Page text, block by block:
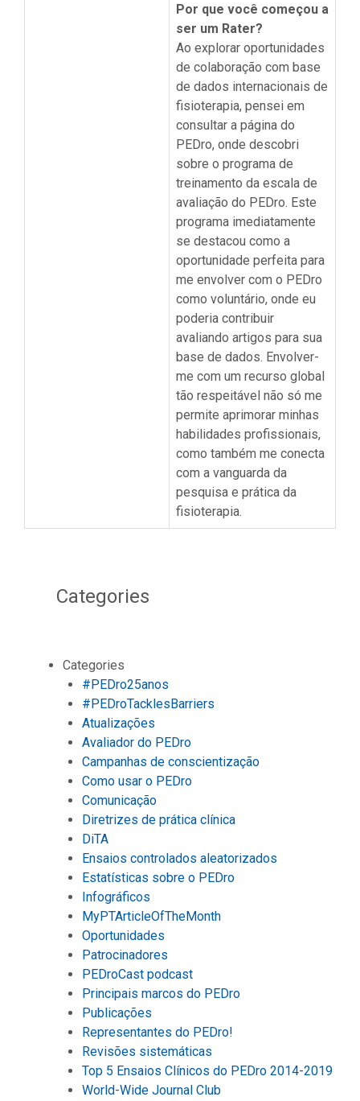
Por que você começou a
ser um Rater?
Ao explorar oportunidades
de colaboração com base
de dados internacionais de
fisioterapia, pensei em
consultar a página do
PEDro, onde descobri
sobre o programa de
treinamento da escala de
avaliação do PEDro. Este
programa imediatamente
se destacou como a
oportunidade perfeita para
me envolver com o PEDro
como voluntário, onde eu
poderia contribuir
avaliando artigos para sua
base de dados. Envolver-
me com um recurso global
tão respeitável não só me
permite aprimorar minhas
habilidades profissionais,
como também me conecta
com a vanguarda da
pesquisa e prática da
fisioterapia.
Categories
Categories
#PEDro25anos
#PEDroTacklesBarriers
Atualizações
Avaliador do PEDro
Campanhas de conscientização
Como usar o PEDro
Comunicação
Diretrizes de prática clínica
DiTA
Ensaios controlados aleatorizados
Estatísticas sobre o PEDro
Infográficos
MyPTArticleOfTheMonth
Oportunidades
Patrocinadores
PEDroCast podcast
Principais marcos do PEDro
Publicações
Representantes do PEDro!
Revisões sistemáticas
Top 5 Ensaios Clínicos do PEDro 2014-2019
World-Wide Journal Club